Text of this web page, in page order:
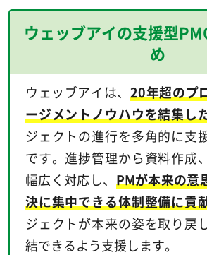
ウェッブアイの支援型
め
ウェッブアイは、20年超のプ
ージメントノウハウを結集し
ジェクトの進行を多角的に支
です。進捗管理から資料作成
幅広く対応し、 PMが本来の意
決に集中できる体制整備に貢
ジェクトが本来の姿を取り戻
結できるよう支援します。